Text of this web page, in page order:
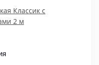
Классик с
2 м